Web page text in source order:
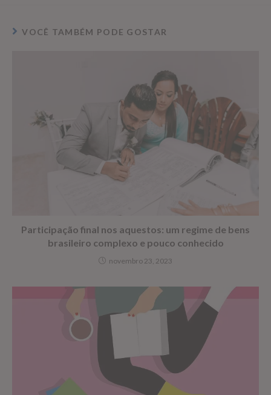
VOCÊ TAMBÉM PODE GOSTAR
Participação final nos aquestos: um regime de bens
brasileiro complexo e pouco conhecido
novembro 23, 2023